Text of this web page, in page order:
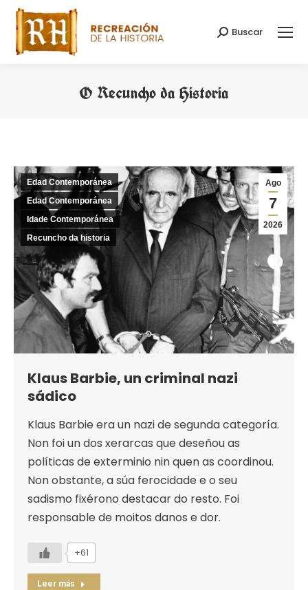
Search:
Buscar
O Recuncho da Historia
Ago
7
2026
Edad Contemporánea
Edad Contemporánea
Idade Contemporánea
Recuncho da historia
Klaus Barbie, un criminal nazi
sádico
Klaus Barbie era un nazi de segunda categoría.
Non foi un dos xerarcas que deseñou as
políticas de exterminio nin quen as coordinou.
Non obstante, a súa ferocidade e o seu
sadismo fixérono destacar do resto. Foi
responsable de moitos danos e dor.
+61
Leer más